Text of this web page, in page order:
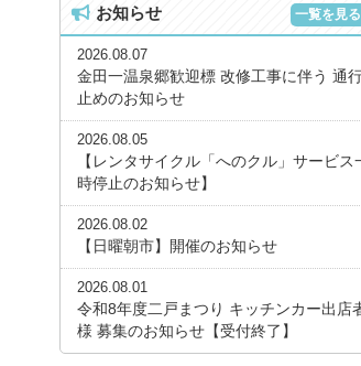
お知らせ 一覧を見る
2026.08.07
金田一温泉郷歓迎標 改修工事に伴う 通
止めのお知らせ
2026.08.05
【レンタサイクル「へのクル」サービス
時停止のお知らせ】
2026.08.02
【日曜朝市】開催のお知らせ
2026.08.01
令和8年度二戸まつり キッチンカー出店
様 募集のお知らせ【受付終了】